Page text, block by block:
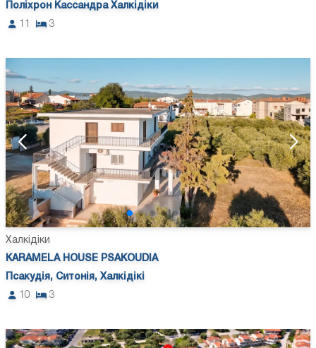
Поліхрон Кассандра Халкідіки
11
3
Халкідіки
KARAMELA HOUSE PSAKOUDIA
Псакудія, Ситонія, Халкідікі
10
3